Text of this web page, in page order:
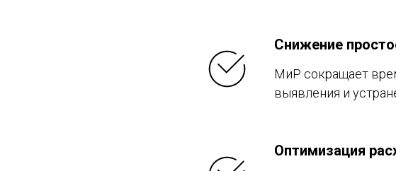
Снижение
МиР сокращает
выявления и
Оптимизация